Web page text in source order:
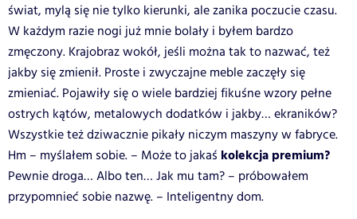
świat, mylą się nie tylko kierunki, ale zanika poczucie czasu.
W każdym razie nogi już mnie bolały i byłem bardzo
zmęczony. Krajobraz wokół, jeśli można tak to nazwać, też
jakby się zmienił. Proste i zwyczajne meble zaczęły się
zmieniać. Pojawiły się o wiele bardziej fikuśne wzory pełne
ostrych kątów, metalowych dodatków i jakby… ekraników?
Wszystkie też dziwacznie pikały niczym maszyny w fabryce.
Hm – myślałem sobie. – Może to jakaś kolekcja premium?
Pewnie droga… Albo ten… Jak mu tam? – próbowałem
przypomnieć sobie nazwę. – Inteligentny dom.